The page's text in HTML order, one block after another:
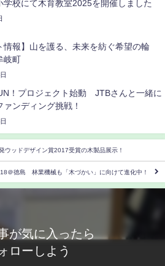
学校にて木育教室2025を開催しました
情報】山を護る、未来を紡ぐ希望の輪
町
！プロジェクト始動 JTBさんと一緒に
ァンディング挑戦！
ウッドデザイン賞2017受賞の木製品展示！
＠徳島 林業機械も「木づかい」に向けて進化中！
が気に入ったら
ローしよう